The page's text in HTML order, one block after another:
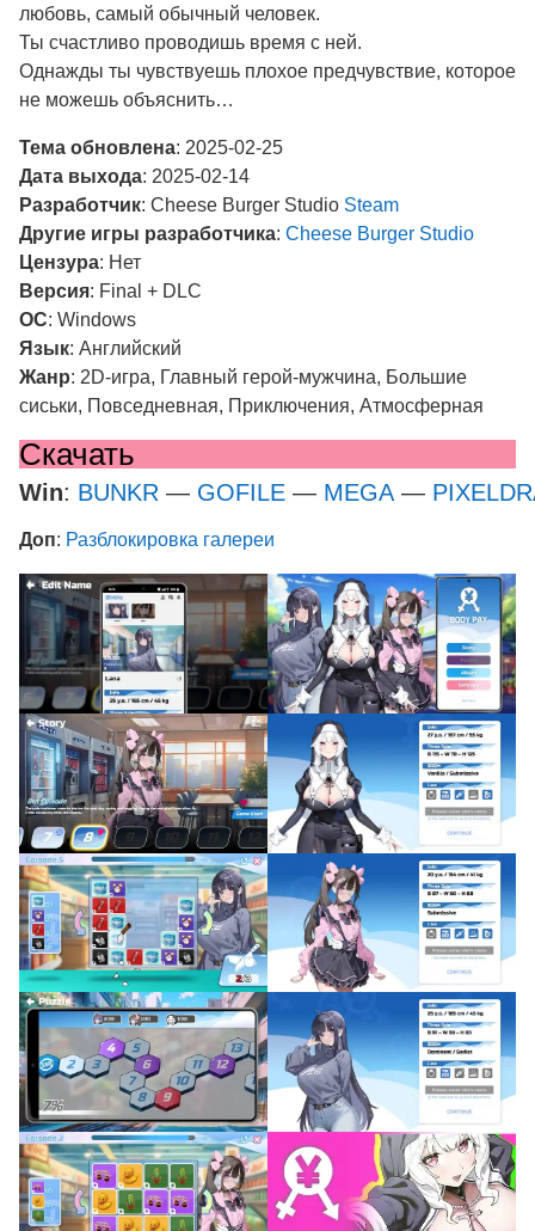
любовь, самый обычный человек.
Ты счастливо проводишь время с ней.
Однажды ты чувствуешь плохое предчувствие, которое
не можешь объяснить…
Тема обновлена: 2025-02-25
Дата выхода: 2025-02-14
Разработчик: Cheese Burger Studio Steam
Другие игры разработчика: Cheese Burger Studio
Цензура: Нет
Версия: Final + DLC
ОС: Windows
Язык: Английский
Жанр: 2D-игра, Главный герой-мужчина, Большие
сиськи, Повседневная, Приключения, Атмосферная
Скачать
Win: BUNKR — GOFILE — MEGA —
Доп: Разблокировка галереи